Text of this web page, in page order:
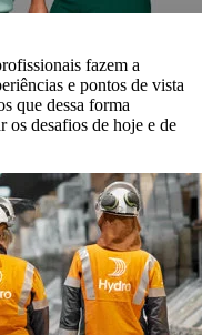
fazem a
e pontos de vista
que dessa forma
os desafios de hoje e de